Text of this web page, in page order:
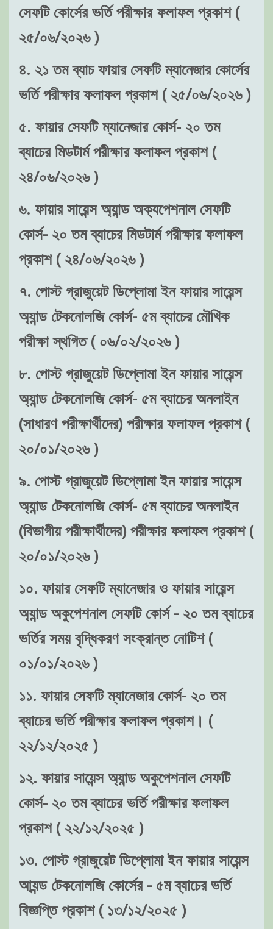
সেফটি কোর্সের ভর্তি পরীক্ষার ফলাফল প্রকাশ (
২৫/০৬/২০২৬ )
৪. ২১ তম ব্যাচ ফায়ার সেফটি ম্যানেজার কোর্সের
ভর্তি পরীক্ষার ফলাফল প্রকাশ ( ২৫/০৬/২০২৬ )
৫. ফায়ার সেফটি ম্যানেজার কোর্স- ২০ তম
ব্যাচের মিডটার্ম পরীক্ষার ফলাফল প্রকাশ (
২৪/০৬/২০২৬ )
৬. ফায়ার সায়েন্স অ্যান্ড অক্যপেশনাল সেফটি
কোর্স- ২০ তম ব্যাচের মিডটার্ম পরীক্ষার ফলাফল
প্রকাশ ( ২৪/০৬/২০২৬ )
৭. পোস্ট গ্রাজুয়েট ডিপ্লোমা ইন ফায়ার সায়েন্স
অ্যান্ড টেকনোলজি কোর্স- ৫ম ব্যাচের মৌখিক
পরীক্ষা স্থগিত ( ০৬/০২/২০২৬ )
৮. পোস্ট গ্রাজুয়েট ডিপ্লোমা ইন ফায়ার সায়েন্স
অ্যান্ড টেকনোলজি কোর্স- ৫ম ব্যাচের অনলাইন
(সাধারণ পরীক্ষার্থীদের) পরীক্ষার ফলাফল প্রকাশ (
২০/০১/২০২৬ )
৯. পোস্ট গ্রাজুয়েট ডিপ্লোমা ইন ফায়ার সায়েন্স
অ্যান্ড টেকনোলজি কোর্স- ৫ম ব্যাচের অনলাইন
(বিভাগীয় পরীক্ষার্থীদের) পরীক্ষার ফলাফল প্রকাশ (
২০/০১/২০২৬ )
১০. ফায়ার সেফটি ম্যানেজার ও ফায়ার সায়েন্স
অ্যান্ড অকুপেশনাল সেফটি কোর্স - ২০ তম ব্যাচের
ভর্তির সময় বৃদ্ধিকরণ সংক্রান্ত নোটিশ (
০১/০১/২০২৬ )
১১. ফায়ার সেফটি ম্যানেজার কোর্স- ২০ তম
ব্যাচের ভর্তি পরীক্ষার ফলাফল প্রকাশ। (
২২/১২/২০২৫ )
১২. ফায়ার সায়েন্স অ্যান্ড অকুপেশনাল সেফটি
কোর্স- ২০ তম ব্যাচের ভর্তি পরীক্ষার ফলাফল
প্রকাশ ( ২২/১২/২০২৫ )
১৩. পোস্ট গ্রাজুয়েট ডিপ্লোমা ইন ফায়ার সায়েন্স
আ্যন্ড টেকনোলজি কোর্সের - ৫ম ব্যাচের ভর্তি
বিজ্ঞপ্তি প্রকাশ ( ১৩/১২/২০২৫ )